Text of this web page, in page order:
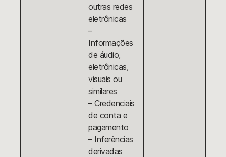
outras redes
eletrônicas
–
Informações
de áudio,
eletrônicas,
visuais ou
similares
– Credenciais
de conta e
pagamento
– Inferências
derivadas